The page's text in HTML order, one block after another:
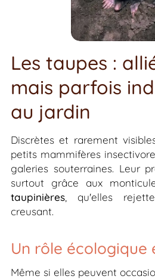
Les taupes :
mais parfois
au jardin
Discrètes et rarement
petits mammifères
galeries souterraines. Leur
surtout grâce aux
taupinières , qu'elles
creusant.
Un rôle écologique
Même si elles peuvent